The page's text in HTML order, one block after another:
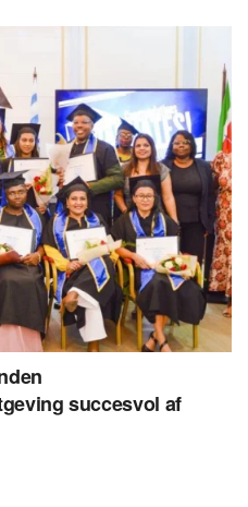
succesvol af